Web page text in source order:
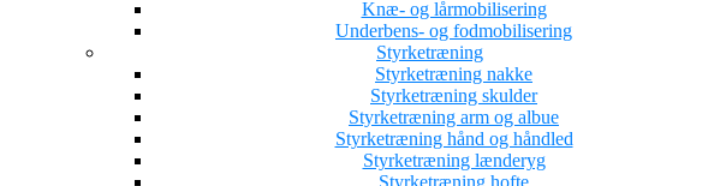
Knæ- og lårmobilisering
Underbens- og fodmobilisering
Styrketræning
Styrketræning nakke
Styrketræning skulder
Styrketræning arm og albue
Styrketræning hånd og håndled
Styrketræning lænderyg